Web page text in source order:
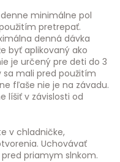
denne minimálne pol
pretrepať.
denná dávka
byť aplikovaný ako
je určený pre deti do 3
sa mali pred použitím
fľaše nie je na závadu.
líšiť v závislosti od
v chladničke,
Uchovávať
priamym slnkom.